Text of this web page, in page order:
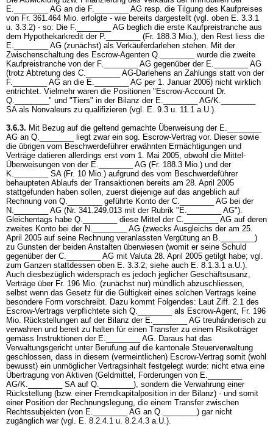
E.________ AG an die F.________ AG resp. die Tilgung des Kaufpreises
von Fr. 361.464 Mio. erfolgte - wie bereits dargestellt (vgl. oben E. 3.3.1
u. 3.3.2) - so: Die F.________ AG beglich die erste Kaufpreistranche aus
dem Hypothekarkredit der P.________ (Fr. 188.3 Mio.), den Rest liess die
E.________ AG (zunächst) als Verkäuferdarlehen stehen. Mit der
Zwischenschaltung des Escrow-Agenten Q.________ wurde die zweite
Kaufpreistranche von der F.________ AG gegenüber der E.________ AG
(trotz Abtretung des C.________ AG-Darlehens an Zahlungs statt von der
F.________ AG an die E.________ AG per 1. Januar 2006) nicht wirklich
entrichtet. Vielmehr waren die Positionen "Escrow-Account Dr.
Q.________" und "Tiers" in der Bilanz der E.________ AG/K.________
SA als Nonvaleurs zu qualifizieren (vgl. E. 9.3 u. 11.1 a.U.).
3.6.3. Mit Bezug auf die geltend gemachte Überweisung der E.________
AG an Q.________ liegt zwar ein sog. Escrow-Vertrag vor. Dieser sowie
die übrigen vom Beschwerdeführer erwähnten Ermächtigungen und
Verträge datieren allerdings erst vom 1. Mai 2005, obwohl die Mittel-
Überweisungen von der E.________ AG (Fr. 188.3 Mio.) und der
K.________ SA (Fr. 10 Mio.) aufgrund des vom Beschwerdeführer
behaupteten Ablaufs der Transaktionen bereits am 28. April 2005
stattgefunden haben sollen, zuerst diejenige auf das angeblich auf
Rechnung von Q.________ geführte Konto der C.________ AG bei der
N.________ AG (Nr. 341.249.013 mit der Rubrik "E.________ AG").
Gleichentags habe Q.________ diese Mittel der C.________ AG auf deren
zweites Konto bei der N.________ AG (zwecks Ausgleichs der am 25.
April 2005 auf seine Rechnung veranlassten Vergütung an B.________)
zu Gunsten der beiden Anstalten überwiesen (womit er seine Schuld
gegenüber der C.________ AG mit Valuta 28. April 2005 getilgt habe; vgl.
zum Ganzen stattdessen oben E. 3.3.2; siehe auch E. 8.1.3.1 a.U.).
Auch diesbezüglich widersprach es jedoch jeglicher Geschäftsusanz,
Verträge über Fr. 196 Mio. (zunächst nur) mündlich abzuschliessen,
selbst wenn das Gesetz für die Gültigkeit eines solchen Vertrags keine
besondere Form vorschreibt. Dazu kommt Folgendes: Laut Ziff. 2.1 des
Escrow-Vertrags verpflichtete sich Q.________ als Escrow-Agent, Fr. 196
Mio. Rückstellungen auf der Bilanz der E.________ AG treuhänderisch zu
verwahren und bereit zu halten für einen Transfer zu einem Risikoträger
gemäss Instruktionen der E.________ AG. Daraus hat das
Verwaltungsgericht unter Berufung auf die kantonale Steuerverwaltung
geschlossen, dass in diesem (vermeintlichen) Escrow-Vertrag somit (wohl
bewusst) ein unmöglicher Vertragsinhalt festgelegt wurde: nicht etwa eine
Übertragung von Aktiven (Geldmittel, Forderungen von E.________
AG/K.________ SA auf Q.________), sondern die Verwahrung einer
Rückstellung (bzw. einer Fremdkapitalposition in der Bilanz) - und somit
einer Position der Rechnungslegung, die einem Transfer zwischen
Rechtssubjekten (von E.________ AG an Q.________) gar nicht
zugänglich war (vgl. E. 8.2.4.1 u. 8.2.4.3 a.U.).